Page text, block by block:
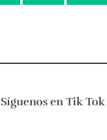
Síguenos en Tik Tok